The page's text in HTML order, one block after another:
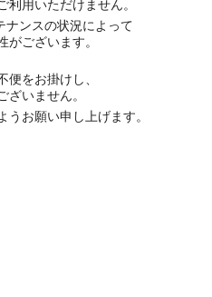
用いただけません。
ナンスの状況によって
がございます。
便をお掛けし、
ざいません。
お願い申し上げます。